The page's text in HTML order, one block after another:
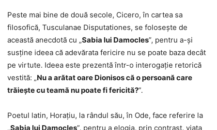
Peste mai bine de două secole, Cicero, în cartea sa
filosofică, Tusculanae Disputationes, se folosește de
această anecdotă cu „Sabia lui Damocles”, pentru a-și
susține ideea că adevărata fericire nu se poate baza decât
pe virtute. Ideea este prezentă într-o interogație retorică
vestită: „Nu a arătat oare Dionisos că o persoană care
trăiește cu teamă nu poate fi fericită?”.
Poetul latin, Horațiu, la rândul său, în Ode, face referire la
„Sabia lui Damocles”, pentru a elogia, prin contrast, viața